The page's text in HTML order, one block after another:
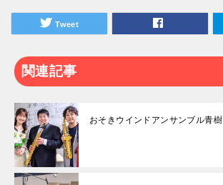
Tweet
関連記事
おそきウインドアンサンブル青樹